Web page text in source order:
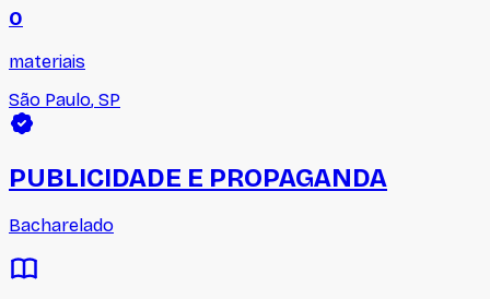
0
materiais
São Paulo, SP
PUBLICIDADE E PROPAGANDA
Bacharelado